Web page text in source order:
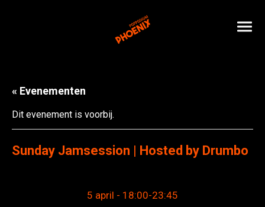
« Evenementen
Dit evenement is voorbij.
Sunday Jamsession | Hosted by Drumbo
5 april - 18:00-23:45